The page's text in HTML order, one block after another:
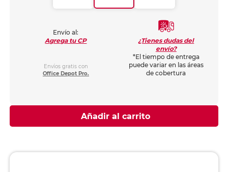
Envío al:
Agrega tu CP
Envíos gratis con
Office Depot Pro.
¿Tienes dudas del
envío?
*El tiempo de entrega
puede variar en las áreas
de cobertura
Añadir al carrito